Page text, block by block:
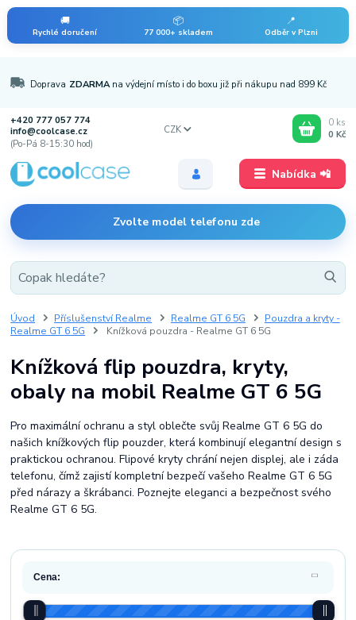
🚚
Rychlé doručení
📦
77 000+ skladem
📍
Odběr v Plzni
Nabídka 📲
Doprava ZDARMA na výdejní místo i do boxu již při nákupu nad 899 Kč
+420 777 057 774
info@coolcase.cz
(Po-Pá 8-15:30 hod)
Zvolte model telefonu zde
CZK
0 ks
0 Kč
Úvod Příslušenství Realme Realme GT 6 5G
Pouzdra a kryty -
Realme GT 6 5G
Knížková pouzdra - Realme GT 6 5G
Knížková flip pouzdra, kryty,
obaly na mobil Realme GT 6 5G
Pro maximální ochranu a styl oblečte svůj Realme GT 6 5G do
našich knížkových flip pouzder, která kombinují elegantní design s
praktickou ochranou. Flipové kryty chrání nejen displej, ale i záda
telefonu, čímž zajistí kompletní bezpečí vašeho Realme GT 6 5G
před nárazy a škrábanci. Poznejte eleganci a bezpečnost svého
Realme GT 6 5G.
Cena: